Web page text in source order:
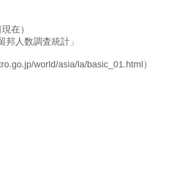
在）
邦人数調査統計」
world/asia/la/basic_01.html ）